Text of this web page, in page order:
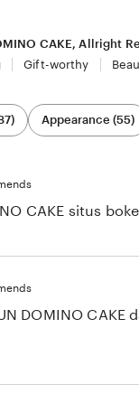
CAKE, Allright
Gift-worthy
Appearance (55)
CAKE situs
DOMINO